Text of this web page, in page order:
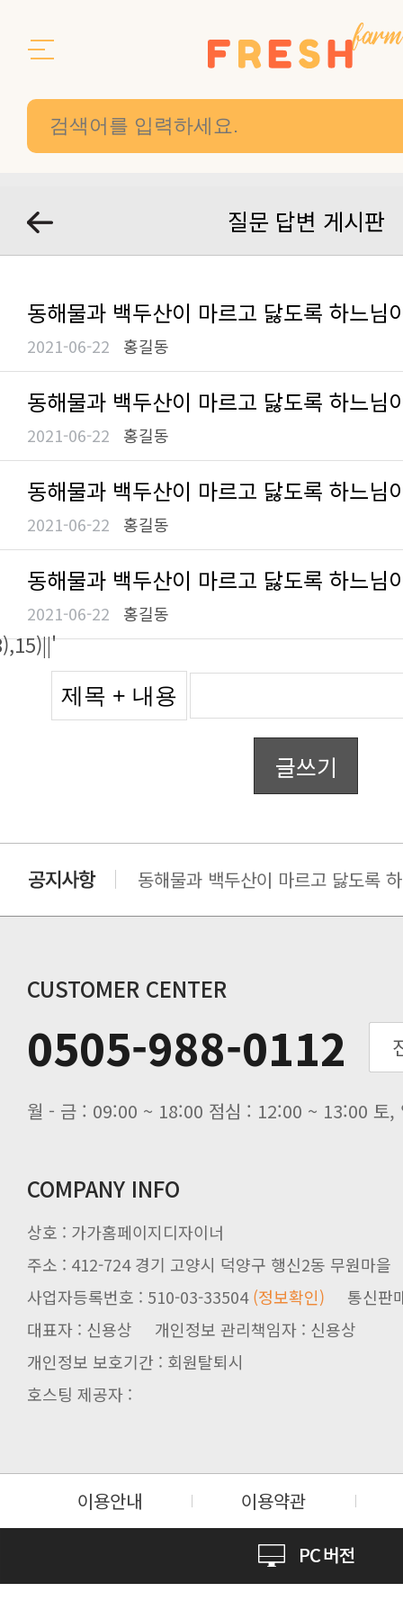
질문 답변 게시판
동해물과 백두산이 마르고 닳도록 하느님
2021-06-22 홍길동
동해물과 백두산이 마르고 닳도록 하느님
2021-06-22 홍길동
동해물과 백두산이 마르고 닳도록 하느님
2021-06-22 홍길동
동해물과 백두산이 마르고 닳도록 하느님
2021-06-22 홍길동
글쓰기
동해물과 백두산이 마르고 닳도록
CUSTOMER CENTER
0505-988-0112
월 - 금 : 09:00 ~ 18:00 점심 : 12:00 ~ 13:00 토,
COMPANY INFO
상호 : 가가홈페이지디자이너
주소 : 412-724 경기 고양시 덕양구 행신2동 무원마을
사업자등록번호 : 510-03-33504(정보확인) 통신판
대표자 : 신용상 개인정보 관리책임자 : 신용상
개인정보 보호기간 : 회원탈퇴시
호스팅 제공자 :
이용안내 이용약관